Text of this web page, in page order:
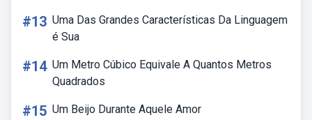
#13 Uma Das Grandes Características Da Linguagem
é Sua
#14 Um Metro Cúbico Equivale A Quantos Metros
Quadrados
#15 Um Beijo Durante Aquele Amor